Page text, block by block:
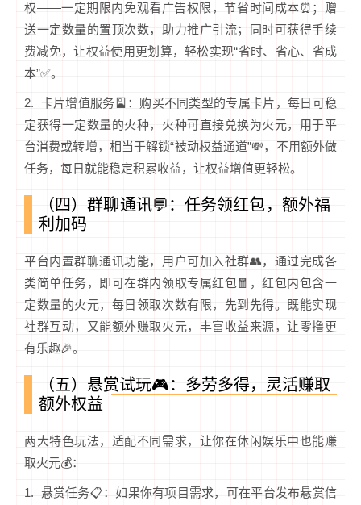
权——一定期限内免观看广告权限，节省时间成本⏰；赠
送一定数量的置顶次数，助力推广引流；同时可获得手续
费减免，让权益使用更划算，轻松实现“省时、省心、省成
本”✅。
2. 卡片增值服务🎴：购买不同类型的专属卡片，每日可稳
定获得一定数量的火种，火种可直接兑换为火元，用于平
台消费或转增，相当于解锁“被动权益通道”💸，不用额外做
任务，每日就能稳定积累收益，让权益增值更轻松。
（四）群聊通讯💬：任务领红包，额外福
利加码
平台内置群聊通讯功能，用户可加入社群👥，通过完成各
类简单任务，即可在群内领取专属红包🧧，红包内包含一
定数量的火元，每日领取次数有限，先到先得。既能实现
社群互动，又能额外赚取火元，丰富收益来源，让零撸更
有乐趣🎉。
（五）悬赏试玩🎮：多劳多得，灵活赚取
额外权益
两大特色玩法，适配不同需求，让你在休闲娱乐中也能赚
取火元💰：
1. 悬赏任务📋：如果你有项目需求，可在平台发布悬赏信